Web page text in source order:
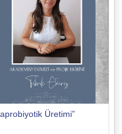
Üretimi”